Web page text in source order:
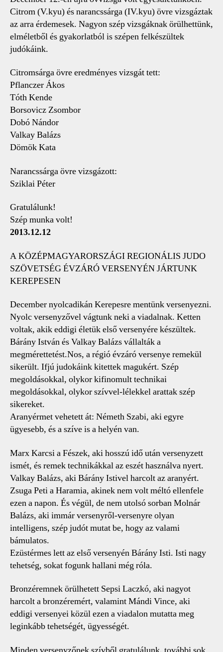
Citrom (V.kyu) és narancssárga (IV.kyu) övre vizsgáztak
az arra érdemesek. Nagyon szép vizsgáknak örülhettünk,
elméletből és gyakorlatból is szépen felkészültek
judókáink.
Citromsárga övre eredményes vizsgát tett:
Pflanczer Ákos
Tóth Kende
Borsovicz Zsombor
Dobó Nándor
Valkay Balázs
Dömök Kata
Narancssárga övre vizsgázott:
Sziklai Péter
Gratulálunk!
Szép munka volt!
2013.12.12
A KÖZÉPMAGYARORSZÁGI REGIONÁLIS JUDO
SZÖVETSÉG ÉVZÁRÓ VERSENYÉN JÁRTUNK
KEREPESEN
December nyolcadikán Kerepesre mentünk versenyezni.
Nyolc versenyzővel vágtunk neki a viadalnak. Ketten
voltak, akik eddigi életük első versenyére készültek.
Bárány István és Valkay Balázs vállalták a
megmérettetést.Nos, a régió évzáró versenye remekül
sikerült. Ifjú judokáink kitettek magukért. Szép
megoldásokkal, olykor kifinomult technikai
megoldásokkal, olykor szívvel-lélekkel arattak szép
sikereket.
Aranyérmet vehetett át: Németh Szabi, aki egyre
ügyesebb, és a szíve is a helyén van.
Marx Karcsi a Fészek, aki hosszú idő után versenyzett
ismét, és remek technikákkal az eszét használva nyert.
Valkay Balázs, aki Bárány Istivel harcolt az aranyért.
Zsuga Peti a Haramia, akinek nem volt méltó ellenfele
ezen a napon. És végül, de nem utolsó sorban Molnár
Balázs, aki immár versenyről-versenyre olyan
intelligens, szép judót mutat be, hogy az valami
bámulatos.
Ezüstérmes lett az első versenyén Bárány Isti. Isti nagy
tehetség, sokat fogunk hallani még róla.
Bronzéremnek örülhetett Sepsi Laczkó, aki nagyot
harcolt a bronzéremért, valamint Mándi Vince, aki
eddigi versenyei közül ezen a viadalon mutatta meg
leginkább tehetségét, ügyességét.